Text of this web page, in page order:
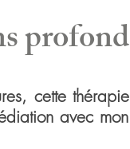
cette thérapie
avec